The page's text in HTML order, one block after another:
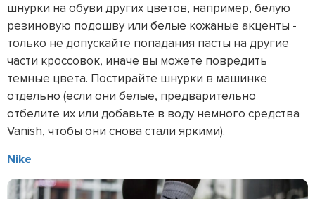
шнурки на обуви других цветов, например, белую
резиновую подошву или белые кожаные акценты -
только не допускайте попадания пасты на другие
части кроссовок, иначе вы можете повредить
темные цвета. Постирайте шнурки в машинке
отдельно (если они белые, предварительно
отбелите их или добавьте в воду немного средства
Vanish, чтобы они снова стали яркими).
Nike